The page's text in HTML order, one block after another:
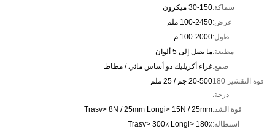
سماكة:30-150 ميكرون
عرض:100-2450 ملم
طول:100-2000 م
مطبعة:ما يصل إلى 5 ألوان
صمغ:غراء أكريليك ذو أساس مائي / مطاط
قوة التقشير 180
درجة:
20-500 جم / 25 ملم
قوة الشد:Trasv> 8N / 25mm Longi> 15N / 25mm
استطالة:Trasv> 300٪ Longi> 180٪